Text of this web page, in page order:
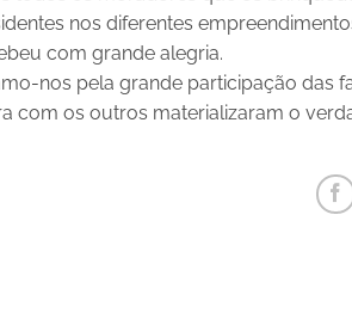
nos diferentes
com grande alegria.
nos pela grande participação das
com os outros materializaram o